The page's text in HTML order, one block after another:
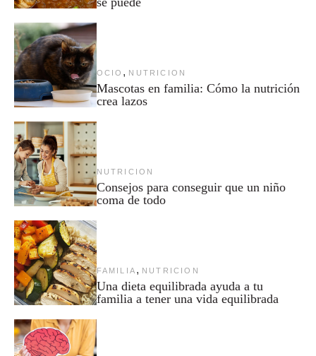
OCIO , NUTRICION
Mascotas en familia: Cómo la nutrición
crea lazos
NUTRICION
Consejos para conseguir que un niño
coma de todo
FAMILIA , NUTRICION
Una dieta equilibrada ayuda a tu
familia a tener una vida equilibrada